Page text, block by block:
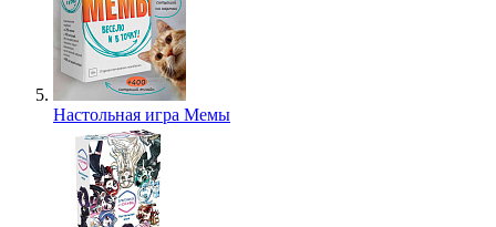
Настольная игра Мемы